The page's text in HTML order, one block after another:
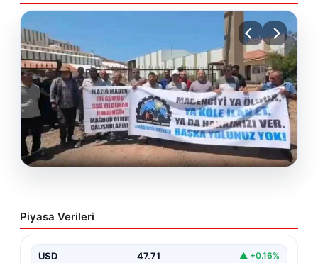
Bağımsız Maden-İş: ‘Verilen sözler
tutulmadı, pazartesi Ankara’dayız’
Piyasa Verileri
USD 47.71 ▲ +0.16%